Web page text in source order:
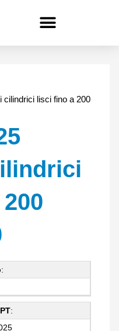
cilindrici lisci fino a 200
:
: